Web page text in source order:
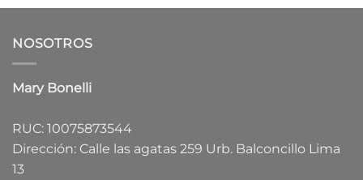
NOSOTROS
Mary Bonelli
RUC: 10075873544
Dirección: Calle las agatas 259 Urb. Balconcillo Lima
13